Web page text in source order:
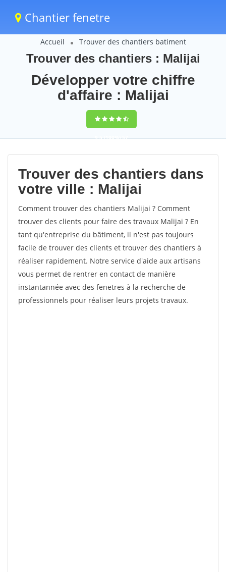
Chantier fenetre
Accueil Trouver des chantiers batiment
Trouver des chantiers : Malijai
Développer votre chiffre
d'affaire : Malijai
9,5(100%)57
votes
Trouver des chantiers dans
votre ville : Malijai
Comment trouver des chantiers Malijai ? Comment
trouver des clients pour faire des travaux Malijai ? En
tant qu'entreprise du bâtiment, il n'est pas toujours
facile de trouver des clients et trouver des chantiers à
réaliser rapidement. Notre service d'aide aux artisans
vous permet de rentrer en contact de manière
instantannée avec des fenetres à la recherche de
professionnels pour réaliser leurs projets travaux.